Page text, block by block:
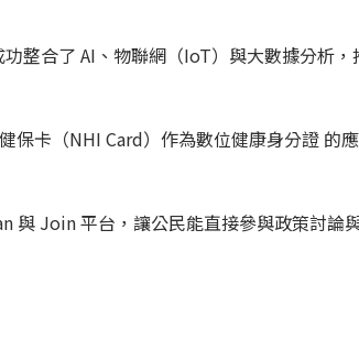
功整合了 AI、物聯網（IoT）與大數據分析
卡（NHI Card）作為數位健康身分證 的
Join 平台，讓公民能直接參與政策討論